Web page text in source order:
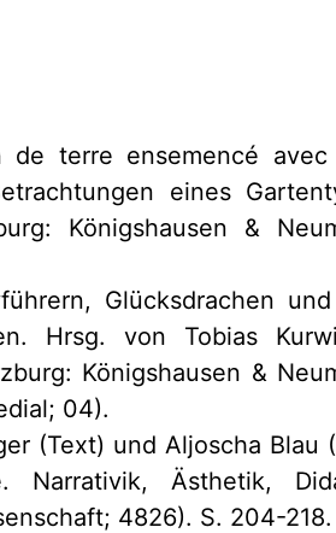
terre ensemencé avec
eines
Königshausen &
Glücksdrachen
Hrsg. von Tobias
Königshausen &
04).
(Text) und Aljoscha Blau
Narrativik, Ästhetik,
4826). S. 204-218.